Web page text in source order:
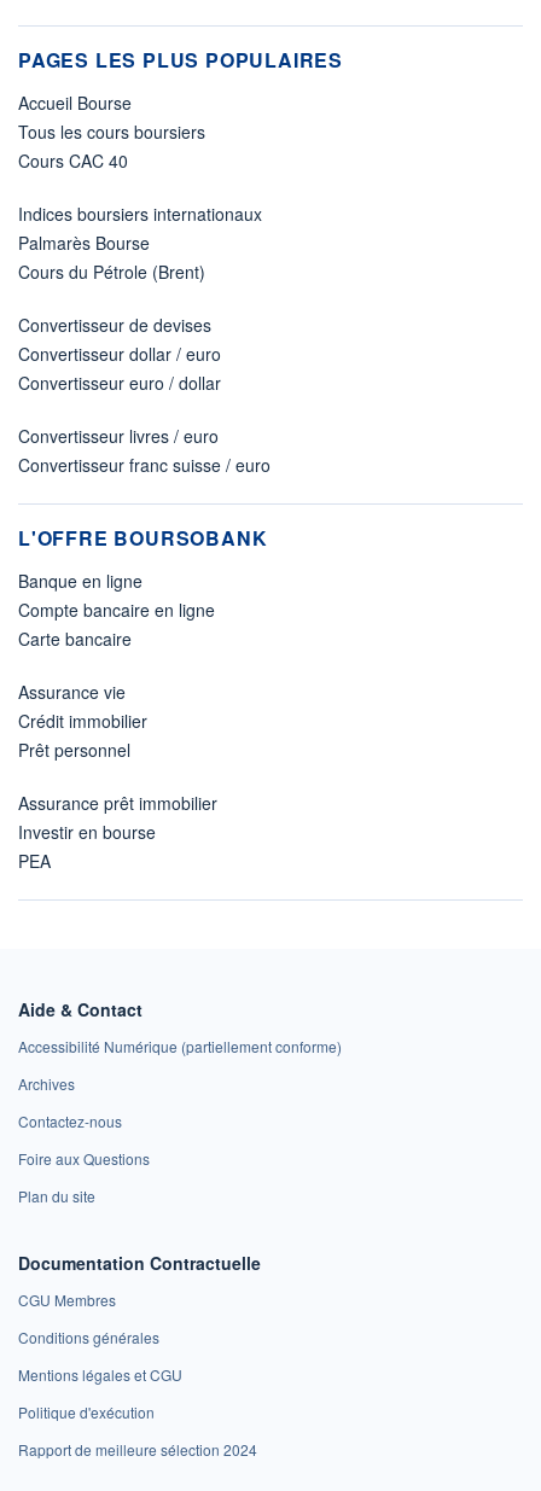
PAGES LES PLUS POPULAIRES
Accueil Bourse
Tous les cours boursiers
Cours CAC 40
Indices boursiers internationaux
Palmarès Bourse
Cours du Pétrole (Brent)
Convertisseur de devises
Convertisseur dollar / euro
Convertisseur euro / dollar
Convertisseur livres / euro
Convertisseur franc suisse / euro
L'OFFRE BOURSOBANK
Banque en ligne
Compte bancaire en ligne
Carte bancaire
Assurance vie
Crédit immobilier
Prêt personnel
Assurance prêt immobilier
Investir en bourse
PEA
Aide & Contact
Accessibilité Numérique (partiellement conforme)
Archives
Contactez-nous
Foire aux Questions
Plan du site
Documentation Contractuelle
CGU Membres
Conditions générales
Mentions légales et CGU
Politique d'exécution
Rapport de meilleure sélection 2024